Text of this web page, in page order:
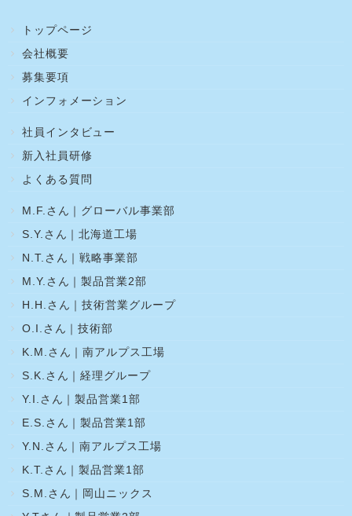
トップページ
会社概要
募集要項
インフォメーション
社員インタビュー
新入社員研修
よくある質問
M.F.さん｜グローバル事業部
S.Y.さん｜北海道工場
N.T.さん｜戦略事業部
M.Y.さん｜製品営業2部
H.H.さん｜技術営業グループ
O.I.さん｜技術部
K.M.さん｜南アルプス工場
S.K.さん｜経理グループ
Y.I.さん｜製品営業1部
E.S.さん｜製品営業1部
Y.N.さん｜南アルプス工場
K.T.さん｜製品営業1部
S.M.さん｜岡山ニックス